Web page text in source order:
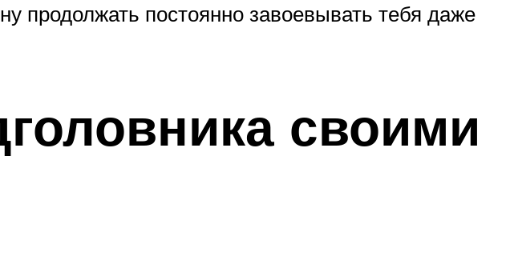
продолжать постоянно завоевывать тебя даже
своими